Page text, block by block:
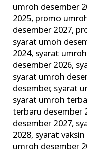
umroh desember
2025, promo
desember 2027,
syarat umoh
2024, syarat
desember 2026,
syarat umroh
desember, syarat
syarat umroh
terbaru desember
desember 2027,
2028, syarat